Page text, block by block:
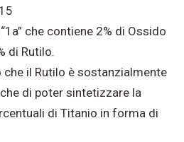
che contiene 2% di Ossido
di Rutilo.
il Rutilo è sostanzialmente
di poter sintetizzare la
di Titanio in forma di